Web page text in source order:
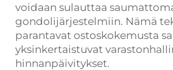
voidaan sulauttaa
gondolijärjestelmiin. Nämä
parantavat ostoskokemusta
yksinkertaistuvat
hinnanpäivitykset.